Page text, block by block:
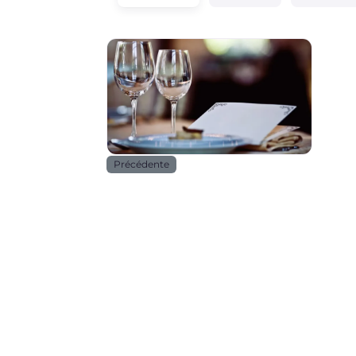
Horeca
Précédente